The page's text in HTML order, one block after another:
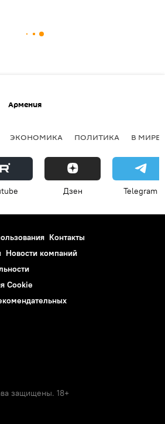
Армения
ЭКОНОМИКА ПОЛИТИКА В МИРЕ
Дзен Telegram
Контакты
Новости компаний
Cookie
защищены. 18+